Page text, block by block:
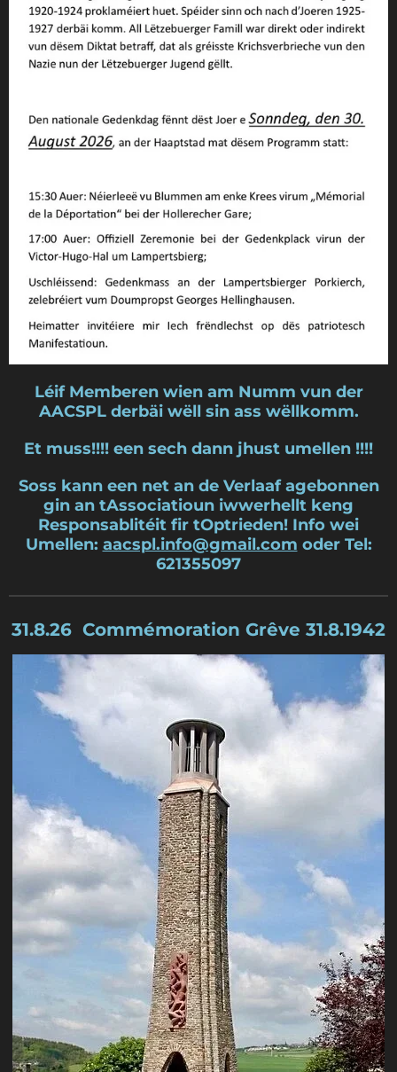
Léif Memberen wien am Numm vun der
AACSPL derbäi wëll sin ass wëllkomm.
Et muss!!!! een sech dann jhust umellen !!!!
Soss kann een net an de Verlaaf agebonnen
gin an tAssociatioun iwwerhellt keng
Responsablitéit fir tOptrieden! Info wei
Umellen: aacspl.info@gmail.com oder Tel:
621355097
31.8.26 Commémoration Grêve 31.8.1942